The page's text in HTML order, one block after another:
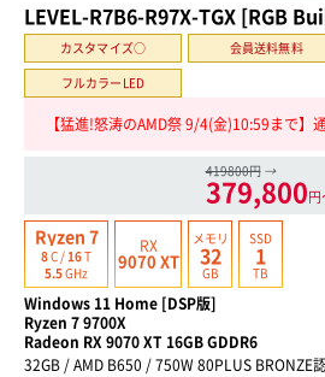
LEVEL-R7B6-R97X-TGX [RGB
カスタマイズ○ 会員送料無料
フルカラーLED
【猛進!怒涛のAMD祭 9/4(金)10:59まで】
419800円 →
379,800円
Ryzen 7
8C / 16T
5.5GHz
RX
9070 XT
メモリ
32
GB
SSD
1
TB
Windows 11 Home [DSP版]
Ryzen 7 9700X
Radeon RX 9070 XT 16GB GDDR6
32GB / AMD B650 / 750W 80PLUS BRONZE